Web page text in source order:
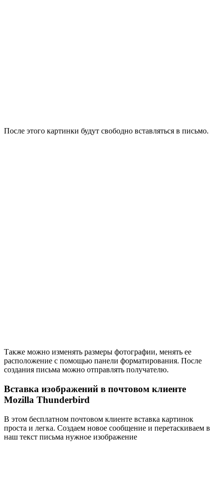
После этого картинки будут свободно вставляться в письмо.
Также можно изменять размеры фотографии, менять ее
расположение с помощью панели форматирования. После
создания письма можно отправлять получателю.
Вставка изображений в почтовом клиенте
Mozilla Thunderbird
В этом бесплатном почтовом клиенте вставка картинок
проста и легка. Создаем новое сообщение и перетаскиваем в
наш текст письма нужное изображение